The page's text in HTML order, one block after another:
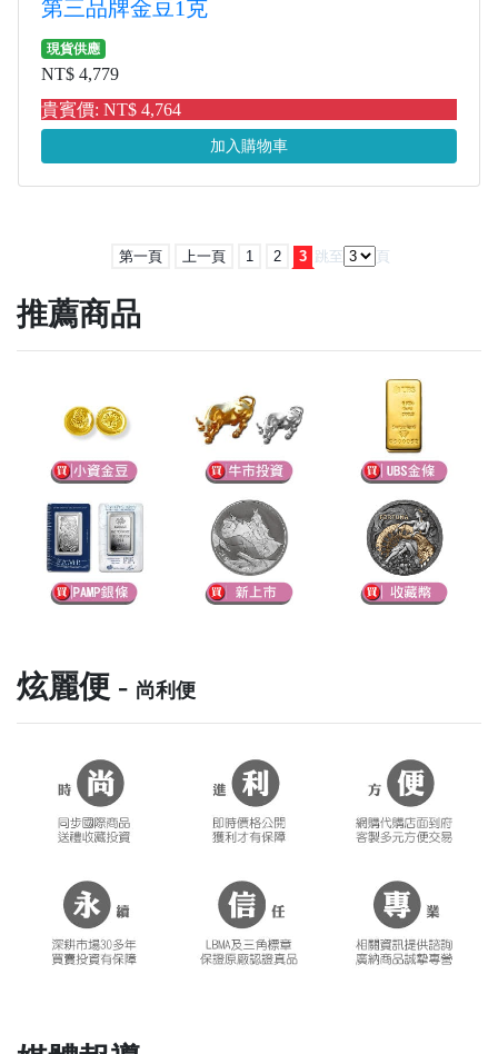
第三品牌金豆1克
現貨供應
NT$ 4,779
貴賓價: NT$ 4,764
加入購物車
第一頁 上一頁 1 2 3 跳至 頁
推薦商品
炫麗便 - 尚利便